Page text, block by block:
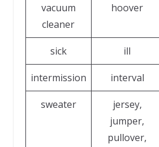
vacuum
cleaner
hoover
sick ill
intermission interval
sweater
jersey,
jumper,
pullover,